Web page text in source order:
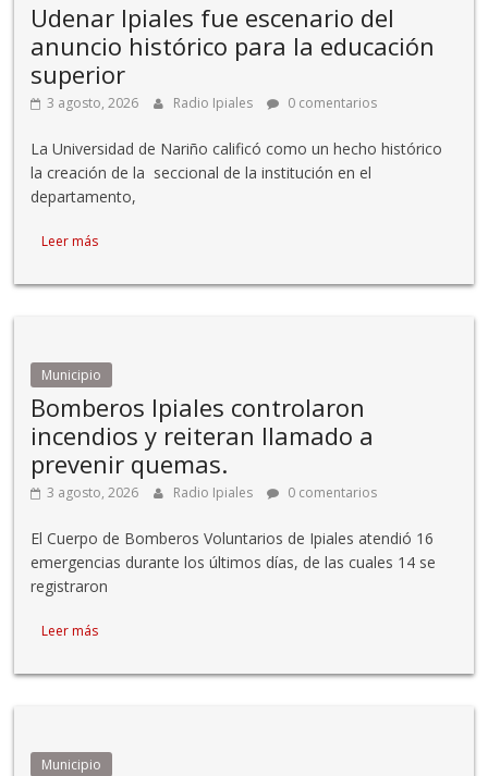
Udenar Ipiales fue escenario del
anuncio histórico para la educación
superior
3 agosto, 2026 Radio Ipiales 0 comentarios
La Universidad de Nariño calificó como un hecho histórico
la creación de la seccional de la institución en el
departamento,
Leer más
Municipio
Bomberos Ipiales controlaron
incendios y reiteran llamado a
prevenir quemas.
3 agosto, 2026 Radio Ipiales 0 comentarios
El Cuerpo de Bomberos Voluntarios de Ipiales atendió 16
emergencias durante los últimos días, de las cuales 14 se
registraron
Leer más
Municipio